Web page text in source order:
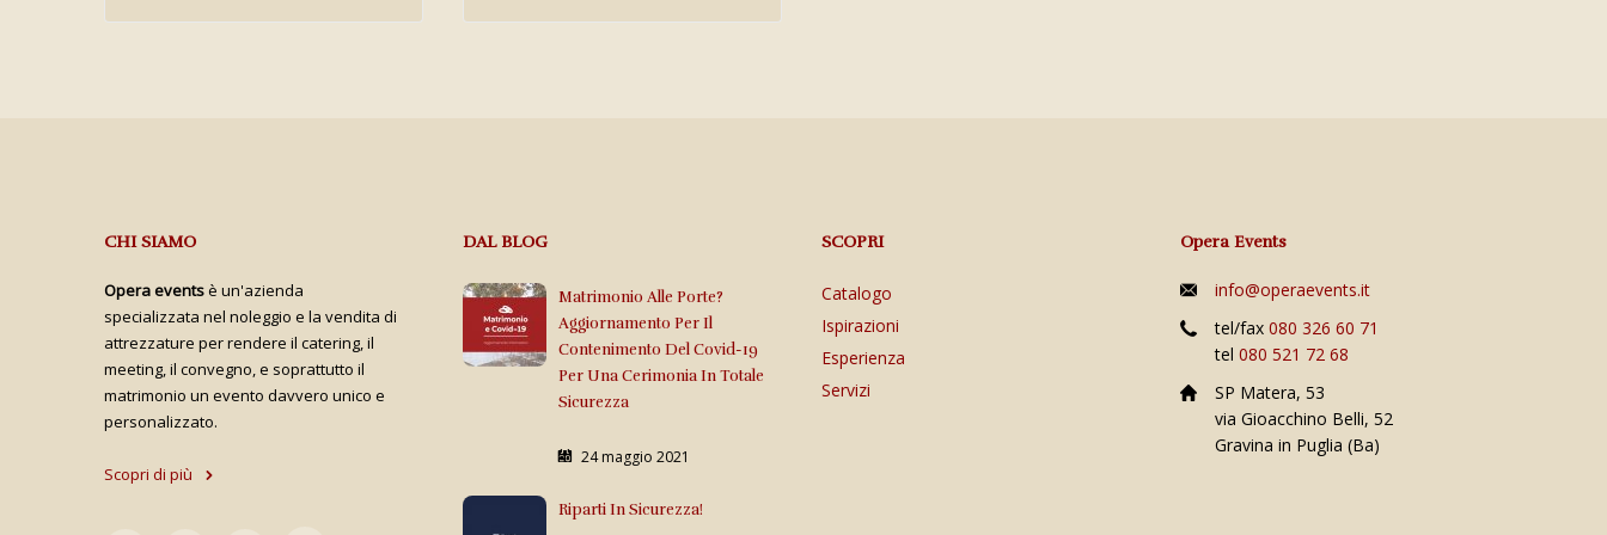
CHI SIAMO
Opera eventsè un'azienda
specializzata nel noleggio e la vendita di
attrezzature per rendere il catering, il
meeting, il convegno, e soprattutto il
matrimonio un evento davvero unico e
personalizzato.
Scopri di più
DAL BLOG
Matrimonio Alle Porte?
Aggiornamento Per Il
Contenimento Del Covid-19
Per Una Cerimonia In Totale
Sicurezza
24 maggio 2021
Riparti In Sicurezza!
SCOPRI
Catalogo
Ispirazioni
Esperienza
Servizi
Opera Events
info@operaevents.it
tel/fax 080 326 60 71
tel 080 521 72 68
SP Matera, 53
via Gioacchino Belli, 52
Gravina in Puglia (Ba)